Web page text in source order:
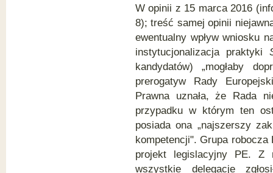
W opinii z 15 marca 2016
8); treść samej opinii
ewentualny wpływ wniosku
instytucjonalizacja praktyki
kandydatów) „mogłaby
prerogatyw Rady
Prawna uznała, że Rada
przypadku w którym ten
posiada ona „najszerszy
kompetencji". Grupa robocza
projekt legislacyjny PE. Z
wszystkie delegacje